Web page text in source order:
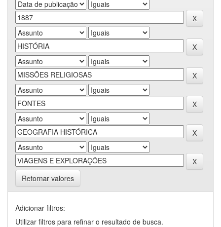
Retornar valores
Adicionar filtros:
Utilizar filtros para refinar o resultado de busca.